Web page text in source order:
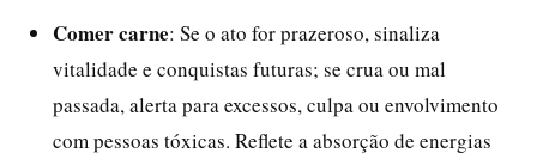
Comer carne: Se o ato for prazeroso, sinaliza
vitalidade e conquistas futuras; se crua ou mal
passada, alerta para excessos, culpa ou envolvimento
com pessoas tóxicas. Reflete a absorção de energias